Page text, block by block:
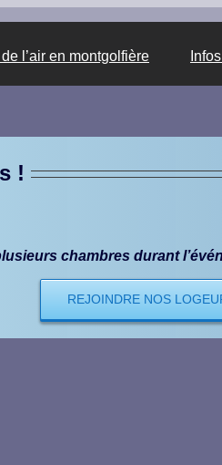
l’air en montgolfière
!
chambres durant
REJOINDRE NOS